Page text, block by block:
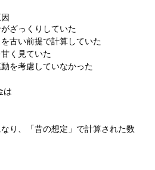
ざっくりしていた
古い前提で計算していた
く見ていた
を考慮していなかった
は
り、「昔の想定」で計算された数